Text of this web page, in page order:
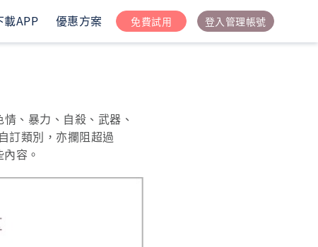
載APP 優惠方案 免費試用 登入管理帳號
、暴力、自殺、武器、
訂類別，亦攔阻超過
容。